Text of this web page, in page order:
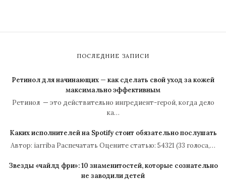
ПОСЛЕДНИЕ ЗАПИСИ
Ретинол для начинающих — как сделать свой уход за кожей
максимально эффективным
Ретинол — это действительно ингредиент-герой, когда дело
ка…
Каких исполнителей на Spotify стоит обязательно послушать
Автор: iarriba Распечатать Оцените статью: 54321 (33 голоса,…
Звезды «чайлд фри»: 10 знаменитостей, которые сознательно
не заводили детей